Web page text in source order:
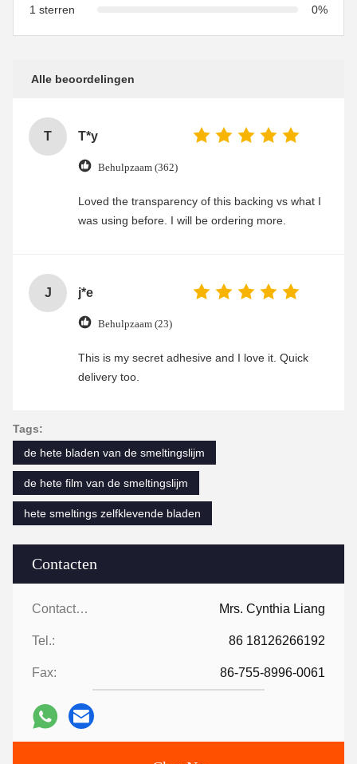
Contacten
Contacten: Mrs. Cynthia Liang
Tel.: 86 18126266192
Fax: 86-755-8996-0061
1 sterren
0%
Alle beoordelingen
T T*y
Behulpzaam (362)
Loved the transparency of this backing vs what I
was using before. I will be ordering more.
J j*e
Behulpzaam (23)
This is my secret adhesive and I love it. Quick
delivery too.
Tags:
de hete bladen van de smeltingslijm
de hete film van de smeltingslijm
hete smeltings zelfklevende bladen